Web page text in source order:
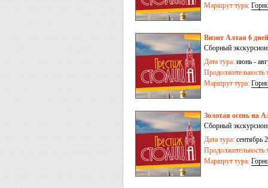
Маршрут тура:
Визит Алтая 6
Сборный
Дата тура: июнь -
Продолжительность
Маршрут тура:
Золотая осень на
Сборный
Дата тура: сентябрь
Продолжительность
Маршрут тура: